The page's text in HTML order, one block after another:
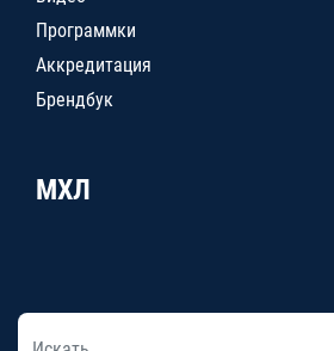
Программки
Аккредитация
Брендбук
МХЛ